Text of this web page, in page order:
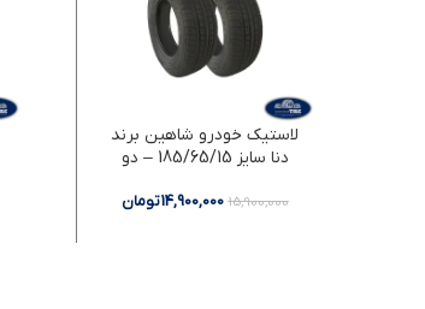
لاستیک خودرو شاهین برند
دنا سایز 185/65/15 – دو
15,900,000
14,900,000تومان